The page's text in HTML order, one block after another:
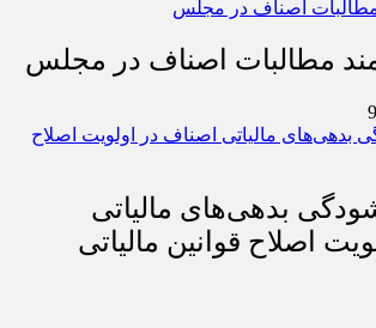
مطالبات اصناف در مجلس
بدهی‌های مالیاتی
اصلاح قوانین مالیاتی